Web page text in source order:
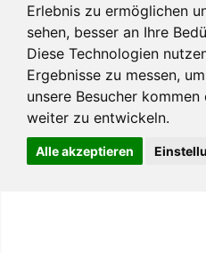
Erlebnis zu ermöglichen
sehen, besser an Ihre
Diese Technologien
Ergebnisse zu messen,
unsere Besucher
weiter zu entwickeln.
Alle akzeptieren